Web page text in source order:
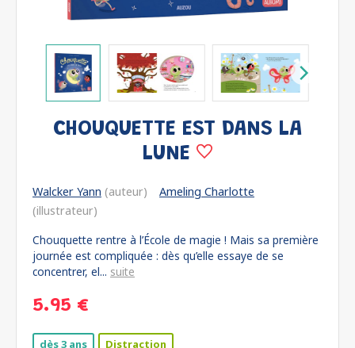
CHOUQUETTE EST DANS LA
LUNE
Walcker Yann (auteur)
Ameling Charlotte
(illustrateur)
Chouquette rentre à l’École de magie ! Mais sa première
journée est compliquée : dès qu’elle essaye de se
concentrer, el... suite
5.95 €
dès 3 ans Distraction